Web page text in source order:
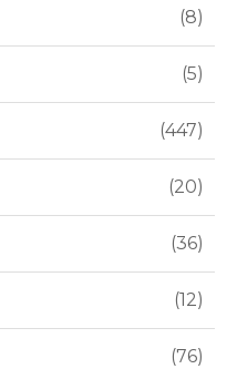
8
5
447
20
36
12
76